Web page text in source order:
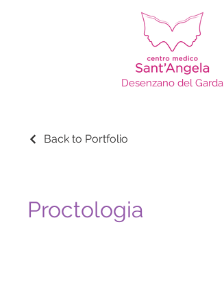
Desenzano del Garda
Back to Portfolio
Proctologia